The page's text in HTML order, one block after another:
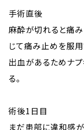
手術直後
麻酔が切れると痛
じて痛み止めを服用
出血があるためナ
る。
術後1日目
まだ患部に違和感が